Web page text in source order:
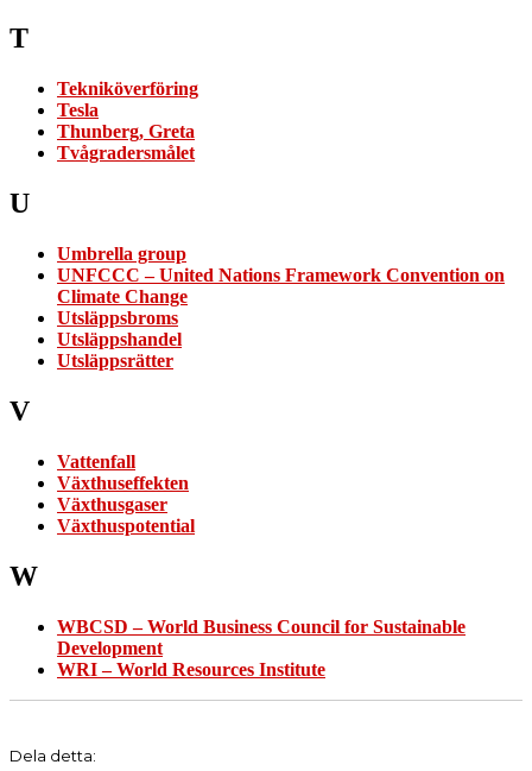
T
Tekniköverföring
Tesla
Thunberg, Greta
Tvågradersmålet
U
Umbrella group
UNFCCC – United Nations Framework Convention on
Climate Change
Utsläppsbroms
Utsläppshandel
Utsläppsrätter
V
Vattenfall
Växthuseffekten
Växthusgaser
Växthuspotential
W
WBCSD – World Business Council for Sustainable
Development
WRI – World Resources Institute
Dela detta: